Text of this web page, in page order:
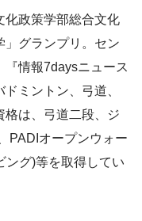
化政策学部総合文化
」グランプリ。セン
『情報7daysニュース
ミントン、弓道、
格は、弓道二段、ジ
PADIオープンウォー
ング)等を取得してい